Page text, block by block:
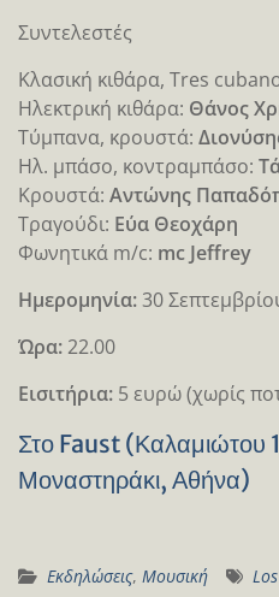
Συντελεστές
Κλασική κιθάρα, Tres
Ηλεκτρική κιθάρα: Θάνος
Τύμπανα, κρουστά:
Ηλ. μπάσο, κοντραμπάσο:
Κρουστά: Αντώνης
Τραγούδι: Eύα Θεοχάρη
Φωνητικά m/c: mc Jeffrey
Ημερομηνία:30
Ώρα:22.00
Eισιτήρια: 5 ευρώ (χωρίς
Στο Faust (Καλαμιώτου
Μοναστηράκι, Αθήνα)
Εκδηλώσεις, Μουσική